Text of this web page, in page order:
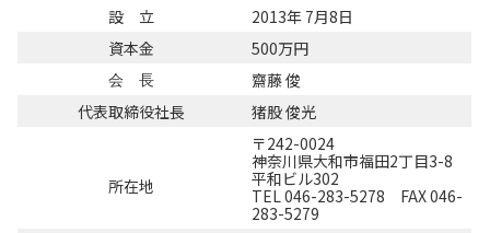
設 立
2013年 7月8日
資本金
500万円
会 長
齋藤 俊
代表取締役社長
猪股 俊光
所在地
〒242-0024
神奈川県大和市福田2丁目3-8
平和ビル302
TEL 046-283-5278 FAX 046-
283-5279